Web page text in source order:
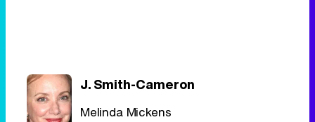
J. Smith-Cameron
Melinda Mickens